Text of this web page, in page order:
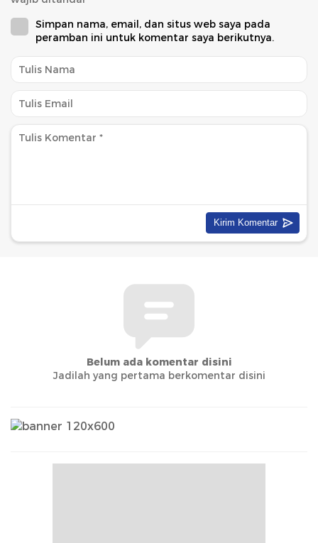
Simpan nama, email, dan situs web saya pada
peramban ini untuk komentar saya berikutnya.
Belum ada komentar disini
Jadilah yang pertama berkomentar disini